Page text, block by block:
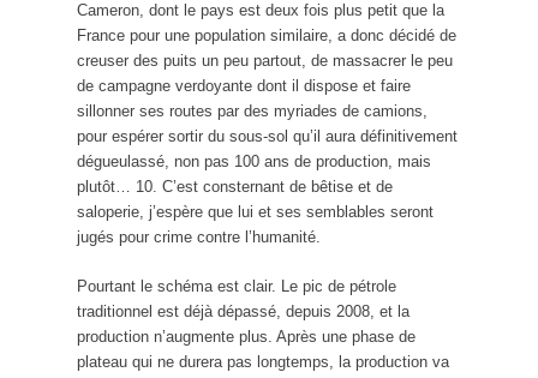
Cameron, dont le pays est deux fois plus petit que la
France pour une population similaire, a donc décidé de
creuser des puits un peu partout, de massacrer le peu
de campagne verdoyante dont il dispose et faire
sillonner ses routes par des myriades de camions,
pour espérer sortir du sous-sol qu’il aura définitivement
dégueulassé, non pas 100 ans de production, mais
plutôt… 10. C’est consternant de bêtise et de
saloperie, j’espère que lui et ses semblables seront
jugés pour crime contre l’humanité.
Pourtant le schéma est clair. Le pic de pétrole
traditionnel est déjà dépassé, depuis 2008, et la
production n’augmente plus. Après une phase de
plateau qui ne durera pas longtemps, la production va